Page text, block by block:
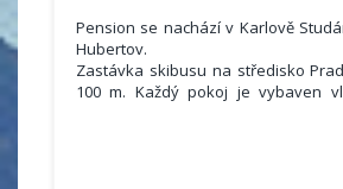
Pension se nachází v Karlově
Hubertov.
Zastávka skibusu na středisko
100 m. Každý pokoj je vybaven
je rovněž k dispozici společenská
kuchyňský kout, v létě venkovní